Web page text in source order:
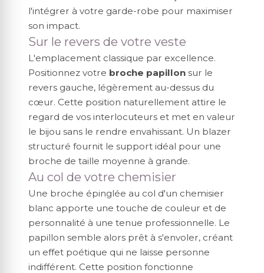
l'intégrer à votre garde-robe pour maximiser
son impact.
Sur le revers de votre veste
L'emplacement classique par excellence.
Positionnez votre broche papillon sur le
revers gauche, légèrement au-dessus du
cœur. Cette position naturellement attire le
regard de vos interlocuteurs et met en valeur
le bijou sans le rendre envahissant. Un blazer
structuré fournit le support idéal pour une
broche de taille moyenne à grande.
Au col de votre chemisier
Une broche épinglée au col d'un chemisier
blanc apporte une touche de couleur et de
personnalité à une tenue professionnelle. Le
papillon semble alors prêt à s'envoler, créant
un effet poétique qui ne laisse personne
indifférent. Cette position fonctionne